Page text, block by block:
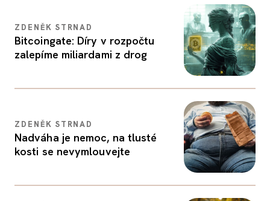
RODINA A DĚTI
ZDENĚK STRNAD
Bitcoingate: Díry v rozpočtu
zalepíme miliardami z drog
ZDENĚK STRNAD
Nadváha je nemoc, na tlusté
kosti se nevymlouvejte